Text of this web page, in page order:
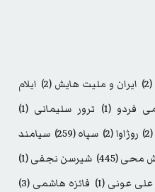
(2) ایران و ملیت هایش (2)
ایلام
فردو (1) ترور سلیمانی (1)
(2) روژاوا(2) سپاه(259)
سیامند
محی(445) شیرسن نجفی(1)
علی عونی (1) فائزه هاشمی (3)